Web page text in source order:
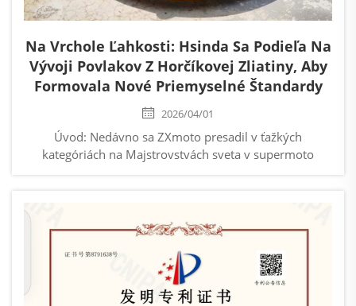
Na Vrchole Ľahkosti: Hsinda Sa Podieľa Na
Vývoji Povlakov Z Horčíkovej Zliatiny, Aby
Formovala Nové Priemyselné Štandardy
2026/04/01
Úvod: Nedávno sa ZXmoto presadil v ťažkých
kategóriách na Majstrovstvách sveta v supermoto